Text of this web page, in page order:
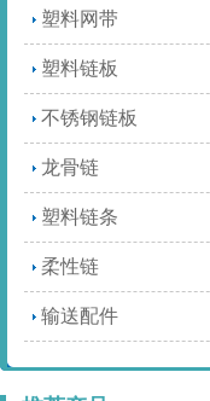
塑料网带
塑料链板
不锈钢链板
龙骨链
塑料链条
柔性链
输送配件
JMFA-T型螺栓
JMFA-LJT80护栏连接件